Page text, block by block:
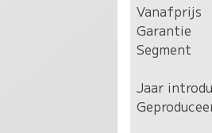
Vanafprijs
Garantie
Segment
Jaar